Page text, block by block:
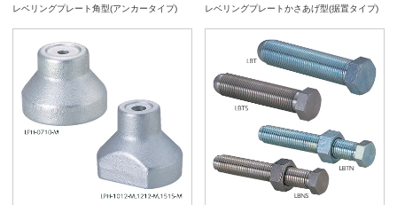
レベリングプレート角型(アンカータイプ) レベリングプレートかさあげ型(据置タイプ)